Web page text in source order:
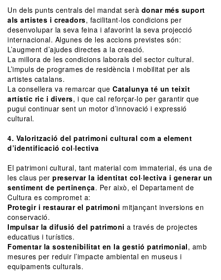
Un dels punts centrals del mandat serà donar més suport
als artistes i creadors, facilitant-los condicions per
desenvolupar la seva feina i afavorint la seva projecció
internacional. Algunes de les accions previstes són:
L’augment d’ajudes directes a la creació.
La millora de les condicions laborals del sector cultural.
L’impuls de programes de residència i mobilitat per als
artistes catalans.
La consellera va remarcar que Catalunya té un teixit
artístic ric i divers, i que cal reforçar-lo per garantir que
pugui continuar sent un motor d’innovació i expressió
cultural.
4. Valorització del patrimoni cultural com a element
d’identificació col·lectiva
El patrimoni cultural, tant material com immaterial, és una de
les claus per preservar la identitat col·lectiva i generar un
sentiment de pertinença. Per això, el Departament de
Cultura es compromet a:
Protegir i restaurar el patrimoni mitjançant inversions en
conservació.
Impulsar la difusió del patrimoni a través de projectes
educatius i turístics.
Fomentar la sostenibilitat en la gestió patrimonial, amb
mesures per reduir l’impacte ambiental en museus i
equipaments culturals.